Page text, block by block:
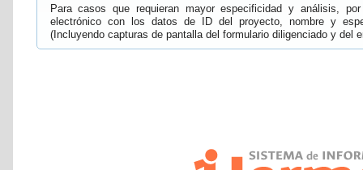
Para casos que requieran mayor especificidad y análisis,
electrónico con los datos de ID del proyecto, nombre y
(Incluyendo capturas de pantalla del formulario diligenciado y del